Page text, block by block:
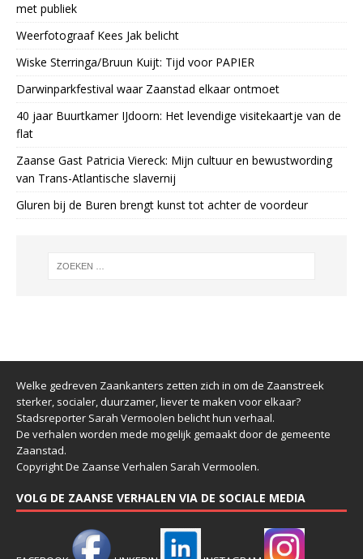
met publiek
Weerfotograaf Kees Jak belicht
Wiske Sterringa/Bruun Kuijt: Tijd voor PAPIER
Darwinparkfestival waar Zaanstad elkaar ontmoet
40 jaar Buurtkamer IJdoorn: Het levendige visitekaartje van de
flat
Zaanse Gast Patricia Viereck: Mijn cultuur en bewustwording
van Trans-Atlantische slavernij
Gluren bij de Buren brengt kunst tot achter de voordeur
Welke gedreven Zaankanters zetten zich in om de Zaanstreek
sterker, socialer, duurzamer, liever te maken voor elkaar?
Stadsreporter Sarah Vermoolen belicht hun verhaal.
De verhalen worden mede mogelijk gemaakt door de gemeente
Zaanstad.
Copyright De Zaanse Verhalen Sarah Vermoolen.
VOLG DE ZAANSE VERHALEN VIA DE SOCIALE MEDIA